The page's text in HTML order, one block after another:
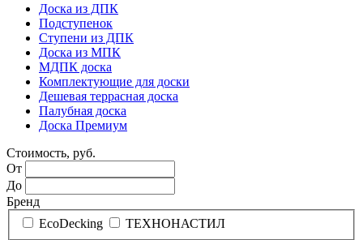
Доска из ДПК
Подступенок
Ступени из ДПК
Доска из МПК
МДПК доска
Комплектующие для доски
Дешевая террасная доска
Палубная доска
Доска Премиум
Стоимость, руб.
От
До
Бренд
EcoDecking
ТЕХНОНАСТИЛ